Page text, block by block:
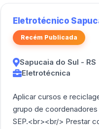
Eletrotécnico
Recém Publicada
Sapucaia do Sul - RS
Eletrotécnica
Aplicar cursos e
grupo de coordenadores
SEP.<br><br/> Prestar